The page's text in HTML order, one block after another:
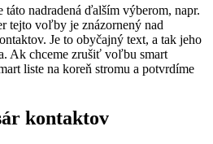
táto nadradená ďalším výberom, napr.
tejto voľby je znázornený nad
Je to obyčajný text, a tak jeho
Ak chceme zrušiť voľbu smart
liste na koreň stromu a potvrdíme
kontaktov